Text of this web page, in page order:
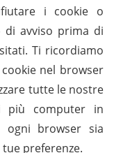
i cookie o
di avviso prima di
Ti ricordiamo
nel browser
tutte le nostre
più computer in
ogni browser sia
preferenze.